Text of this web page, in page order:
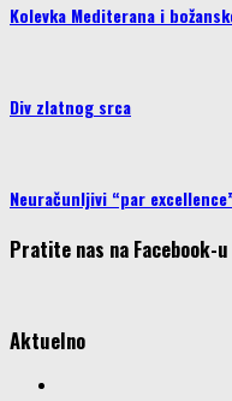
Kolevka Mediterana i
Div zlatnog srca
Neuračunljivi “par
Pratite nas na Facebook-u
Aktuelno